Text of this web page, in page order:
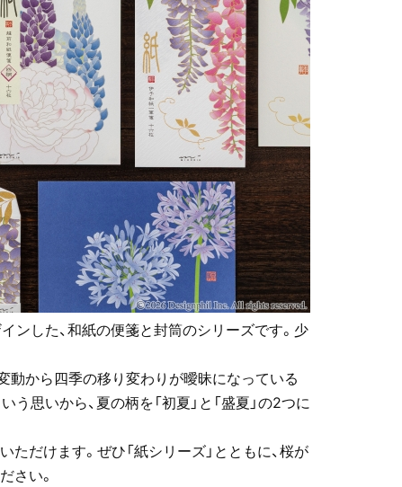
ンした、和紙の便箋と封筒のシリーズです。少
動から四季の移り変わりが曖昧になっている
思いから、夏の柄を「初夏」と「盛夏」の2つに
だけます。ぜひ「紙シリーズ」とともに、桜が
さい。